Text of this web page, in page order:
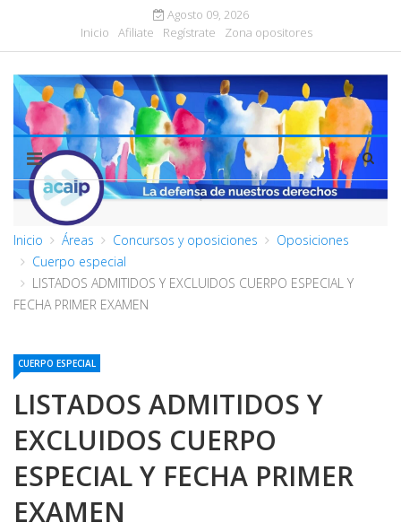
Agosto 09, 2026
Inicio
Afiliate Regístrate Zona opositores
Inicio Áreas Concursos y oposiciones
Oposiciones
Cuerpo especial
LISTADOS ADMITIDOS Y EXCLUIDOS CUERPO ESPECIAL Y
FECHA PRIMER EXAMEN
CUERPO ESPECIAL
LISTADOS ADMITIDOS Y
EXCLUIDOS CUERPO
ESPECIAL Y FECHA PRIMER
EXAMEN